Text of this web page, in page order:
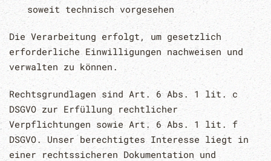
soweit technisch vorgesehen
Die Verarbeitung erfolgt, um gesetzlich
erforderliche Einwilligungen nachweisen und
verwalten zu können.
Rechtsgrundlagen sind Art. 6 Abs. 1 lit. c
DSGVO zur Erfüllung rechtlicher
Verpflichtungen sowie Art. 6 Abs. 1 lit. f
DSGVO. Unser berechtigtes Interesse liegt in
einer rechtssicheren Dokumentation und